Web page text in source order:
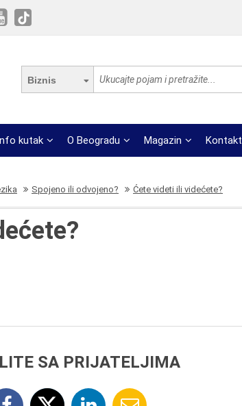
Biznis
kutak O Beogradu Magazin Kontakt
Spojeno ili odvojeno? Ćete videti ili videćete?
SA PRIJATELJIMA